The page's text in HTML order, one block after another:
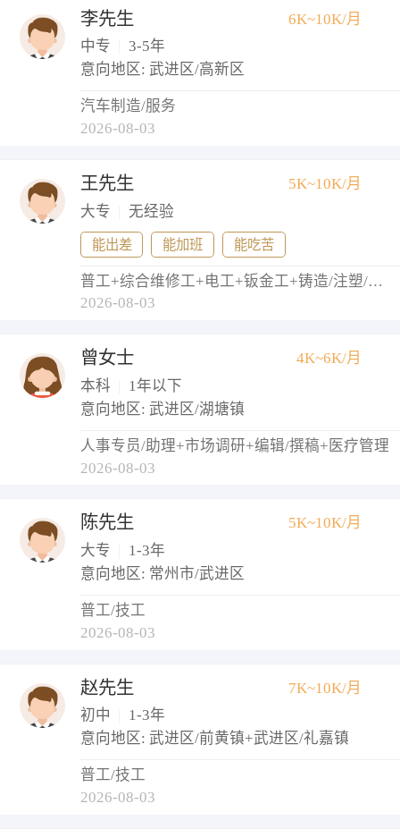
李先生
6K~10K/月
中专
3-5年
意向地区: 武进区/高新区
汽车制造/服务
2026-08-03
王先生
5K~10K/月
大专
无经验
能出差 能加班 能吃苦
普工+综合维修工+电工+钣金工+铸造/注塑/模具工
2026-08-03
曾女士
4K~6K/月
本科
1年以下
意向地区: 武进区/湖塘镇
人事专员/助理+市场调研+编辑/撰稿+医疗管理
2026-08-03
陈先生
5K~10K/月
大专
1-3年
意向地区: 常州市/武进区
普工/技工
2026-08-03
赵先生
7K~10K/月
初中
1-3年
意向地区: 武进区/前黄镇+武进区/礼嘉镇
普工/技工
2026-08-03